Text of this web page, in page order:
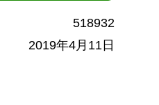
518932
2019年4月11日